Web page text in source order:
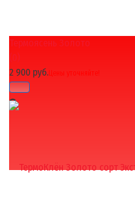
избранное сравнить
Термоясень Золото
(0)
2 900 руб.Цены уточняйте!